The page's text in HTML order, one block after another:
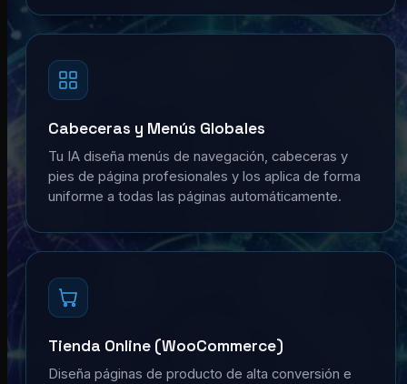
Cabeceras y Menús Globales
Tu IA diseña menús de navegación, cabeceras y
pies de página profesionales y los aplica de forma
uniforme a todas las páginas automáticamente.
Tienda Online (WooCommerce)
Diseña páginas de producto de alta conversión e